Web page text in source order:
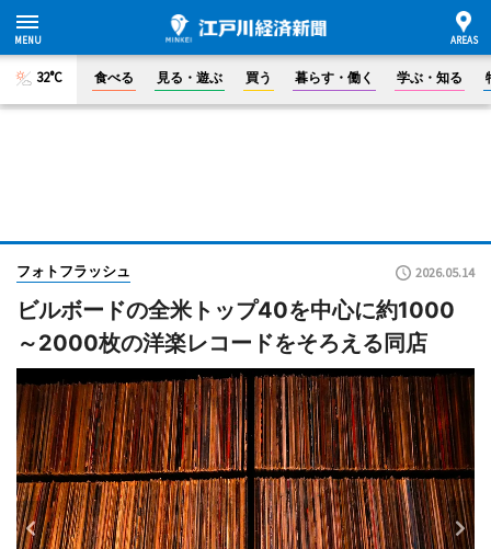
32°C 食べる 見る・遊ぶ 買う 暮らす・働く 学ぶ・知る
フォトフラッシュ 2026.05.14
ビルボードの全米トップ40を中心に約1000
～2000枚の洋楽レコードをそろえる同店